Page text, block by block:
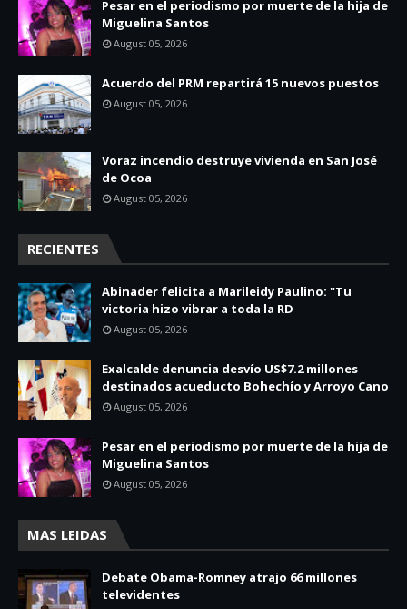
Pesar en el periodismo por muerte de la hija de
Miguelina Santos
August 05, 2026
Acuerdo del PRM repartirá 15 nuevos puestos
August 05, 2026
Voraz incendio destruye vivienda en San José
de Ocoa
August 05, 2026
RECIENTES
Abinader felicita a Marileidy Paulino: "Tu
victoria hizo vibrar a toda la RD
August 05, 2026
Exalcalde denuncia desvío US$7.2 millones
destinados acueducto Bohechío y Arroyo Cano
August 05, 2026
Pesar en el periodismo por muerte de la hija de
Miguelina Santos
August 05, 2026
MAS LEIDAS
Debate Obama-Romney atrajo 66 millones
televidentes